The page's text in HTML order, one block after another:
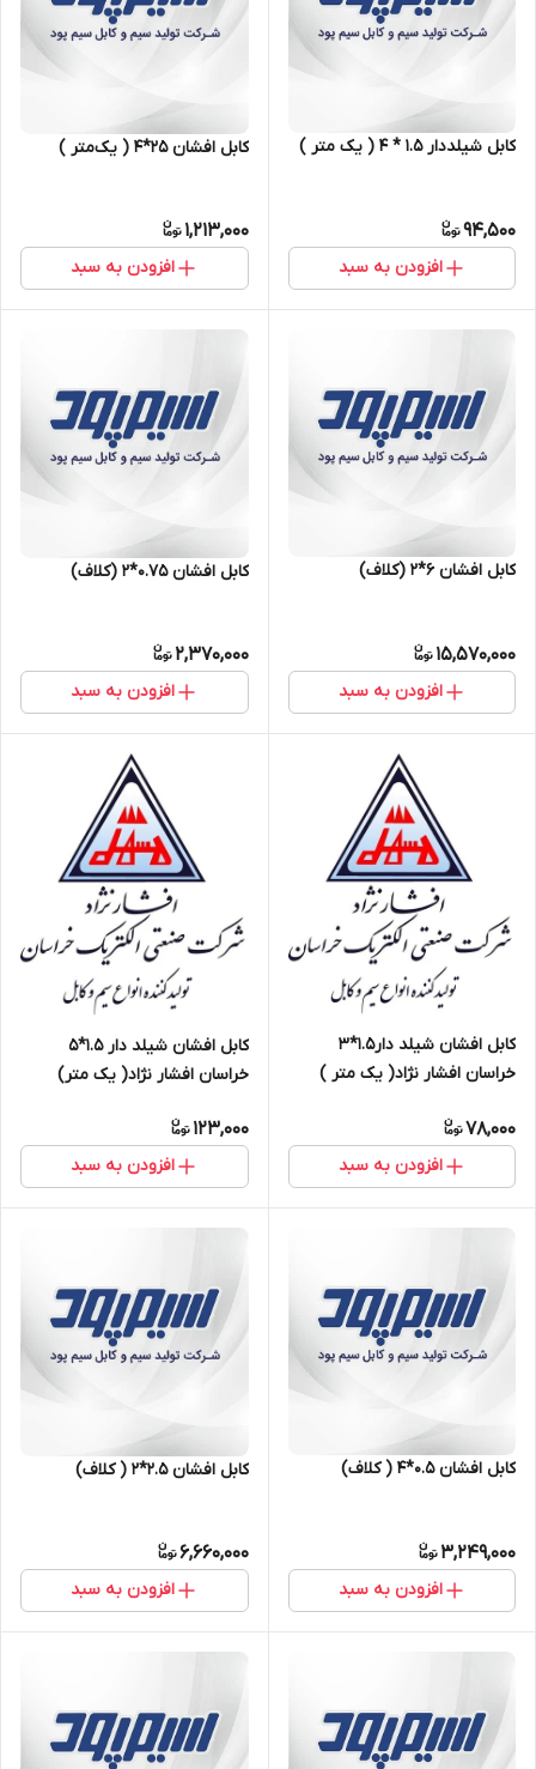
کابل شیلددار ۱.۵ * ۴ ( یک متر )
94,500
افزودن به سبد
کابل افشان ۲۵*۴ ( یک‌متر )
1,213,000
افزودن به سبد
کابل افشان ۶*۲ (کلاف)
15,570,000
افزودن به سبد
کابل افشان ۰.۷۵*۲ (کلاف)
2,370,000
افزودن به سبد
کابل افشان شیلد دار1.5*3
خراسان افشار نژاد( یک متر )
78,000
افزودن به سبد
کابل افشان شیلد دار 1.5*5
خراسان افشار نژاد( یک متر)
123,000
افزودن به سبد
کابل افشان ۰.۵*۴ ( کلاف)
3,249,000
افزودن به سبد
کابل افشان ۲.۵*۲ ( کلاف)
6,660,000
افزودن به سبد